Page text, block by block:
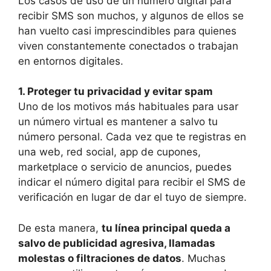
recibir SMS son muchos, y algunos de ellos se
han vuelto casi imprescindibles para quienes
viven constantemente conectados o trabajan
en entornos digitales.
1. Proteger tu privacidad y evitar spam
Uno de los motivos más habituales para usar
un número virtual es mantener a salvo tu
número personal. Cada vez que te registras en
una web, red social, app de cupones,
marketplace o servicio de anuncios, puedes
indicar el número digital para recibir el SMS de
verificación en lugar de dar el tuyo de siempre.
De esta manera, tu línea principal queda a
salvo de publicidad agresiva, llamadas
molestas o filtraciones de datos. Muchas